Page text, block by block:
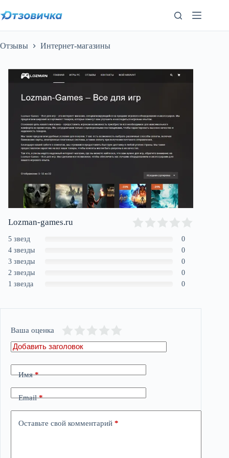
к
сути
Отзывы Интернет-магазины
Lozman-games.ru
5 звезд
0
4 звезды
0
3 звезды
0
2 звезды
0
1 звезда
0
Ваша оценка
Имя*
Email*
Оставьте свой комментарий *